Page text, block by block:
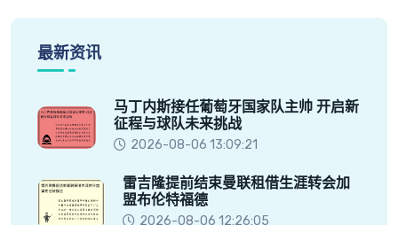
最新资讯
马丁内斯接任葡萄牙国家队主帅 开启新
征程与球队未来挑战
2026-08-06 13:09:21
雷吉隆提前结束曼联租借生涯转会加
盟布伦特福德
2026-08-06 12:26:05